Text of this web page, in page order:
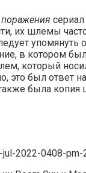
их шлемы
упомянуть о
в котором
который
это был ответ на
была копия